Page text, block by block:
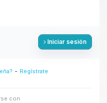
Iniciar sesión
- Regístrate
con